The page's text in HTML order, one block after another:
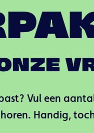
Vul een
Handig,